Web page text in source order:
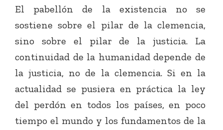
El pabellón de la existencia no se
sostiene sobre el pilar de la clemencia,
sino sobre el pilar de la justicia. La
continuidad de la humanidad depende de
la justicia, no de la clemencia. Si en la
actualidad se pusiera en práctica la ley
del perdón en todos los países, en poco
tiempo el mundo y los fundamentos de la